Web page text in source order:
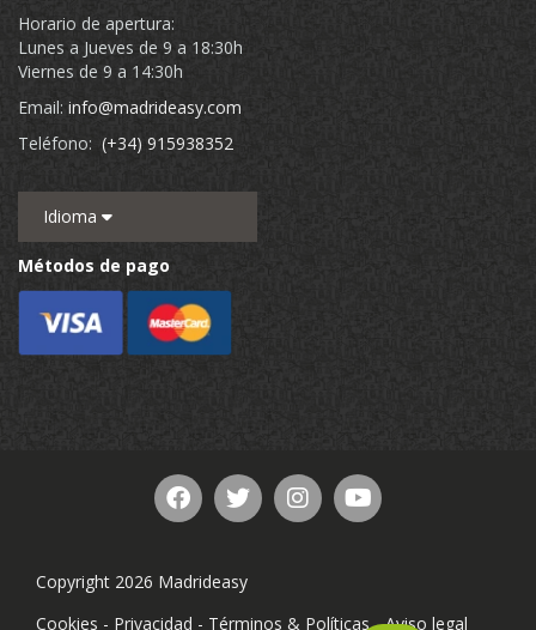
Horario de apertura:
Lunes a Jueves de 9 a 18:30h
Viernes de 9 a 14:30h
Email: info@madrideasy.com
Teléfono: (+34) 915938352
Idioma
Métodos de pago
Copyright 2026 Madrideasy
Cookies - Privacidad - Términos & Políticas-Aviso legal